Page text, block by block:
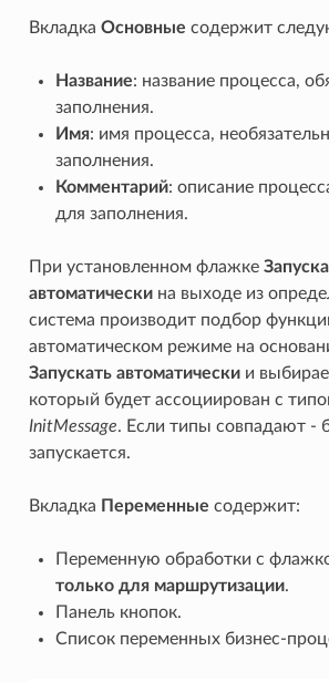
Вкладка Основные содержит
Название: название процесса,
заполнения.
Имя: имя процесса,
заполнения.
Комментарий: описание
для заполнения.
При установленном флажке
автоматическина выходе из
система производит подбор
автоматическом режиме на
Запускать автоматическии
который будет ассоциирован с
InitMessage. Если типы совпадают -
запускается.
Вкладка Переменные содержит:
Переменную обработки с
только для маршрутизации.
Панель кнопок.
Список переменных бизнес-